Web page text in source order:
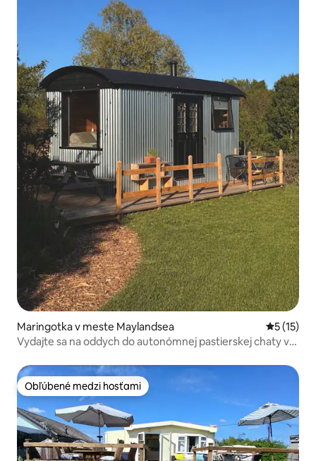
Maringotka v meste Maylandsea
5 (15)
Vydajte sa na oddych do autonómnej pastierskej chaty v
Obľúbené medzi hosťami
Obľúbené medzi hosťami